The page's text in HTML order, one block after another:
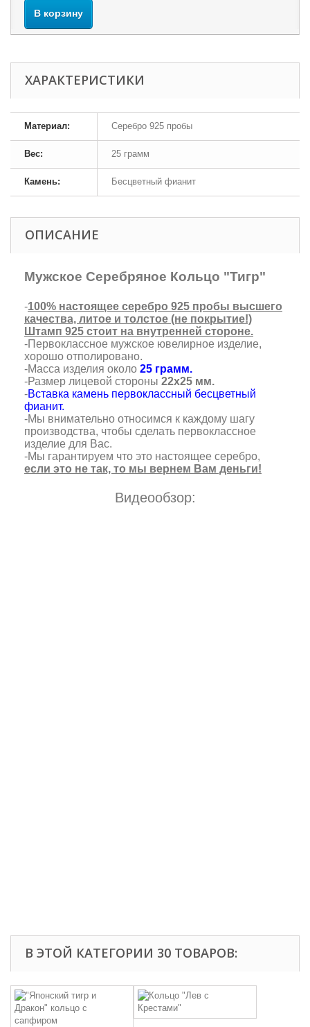
В корзину
ХАРАКТЕРИСТИКИ
Материал: Серебро 925 пробы
Вес: 25 грамм
Камень: Бесцветный фианит
ОПИСАНИЕ
Мужское Серебряное Кольцо "Тигр"
-100% настоящее серебро 925 пробы высшего
качества, литое и толстое (не покрытие!)
Штамп 925 стоит на внутренней стороне.
-Первоклассное мужское ювелирное изделие,
хорошо отполировано.
-Масса изделия около 25 грамм.
-Размер лицевой стороны 22х25 мм.
-Вставка камень первоклассный бесцветный
фианит.
-Мы внимательно относимся к каждому шагу
производства, чтобы сделать первоклассное
изделие для Вас.
-Мы гарантируем что это настоящее серебро,
если это не так, то мы вернем Вам деньги!
Видеообзор:
В ЭТОЙ КАТЕГОРИИ 30 ТОВАРОВ: